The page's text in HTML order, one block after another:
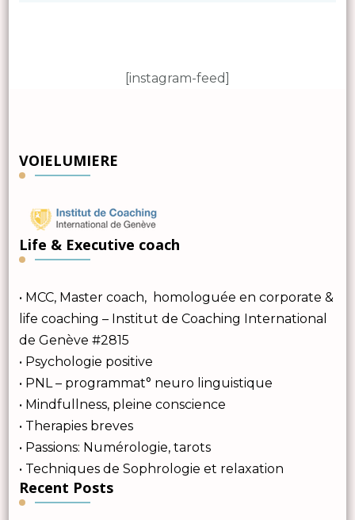
[instagram-feed]
VOIELUMIERE
Life & Executive coach
• MCC, Master coach, homologuée en corporate &
life coaching – Institut de Coaching International
de Genève #2815
• Psychologie positive
• PNL – programmat° neuro linguistique
• Mindfullness, pleine conscience
• Therapies breves
• Passions: Numérologie, tarots
• Techniques de Sophrologie et relaxation
Recent Posts